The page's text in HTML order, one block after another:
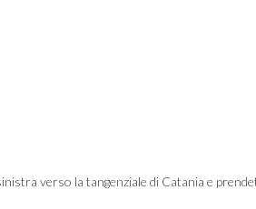
verso la tangenziale di Catania e